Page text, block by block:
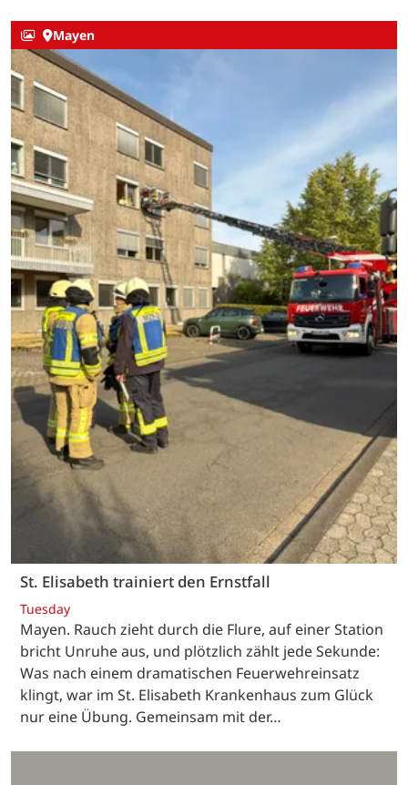
Mayen
St. Elisabeth trainiert den Ernstfall
Tuesday
Mayen. Rauch zieht durch die Flure, auf einer Station
bricht Unruhe aus, und plötzlich zählt jede Sekunde:
Was nach einem dramatischen Feuerwehreinsatz
klingt, war im St. Elisabeth Krankenhaus zum Glück
nur eine Übung. Gemeinsam mit der…